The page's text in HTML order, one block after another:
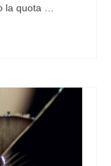
la quota …